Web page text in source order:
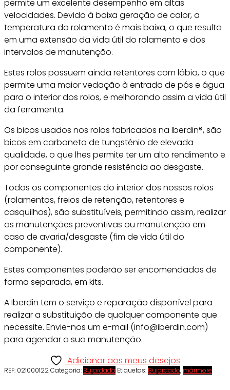
permite um excelente desempenho em altas
velocidades. Devido à baixa geração de calor, a
temperatura do rolamento é mais baixa, o que resulta
em uma extensão da vida útil do rolamento e dos
intervalos de manutenção.
Estes rolos possuem ainda retentores com lábio, o que
permite uma maior vedação à entrada de pós e água
para o interior dos rolos, e melhorando assim a vida útil
da ferramenta.
Os bicos usados nos rolos fabricados na Iberdin®, são
bicos em carboneto de tungsténio de elevada
qualidade, o que lhes permite ter um alto rendimento e
por conseguinte grande resistência ao desgaste.
Todos os componentes do interior dos nossos rolos
(rolamentos, freios de retenção, retentores e
casquilhos), são substituíveis, permitindo assim, realizar
as manutenções preventivas ou manutenção em
caso de avaria/desgaste (fim de vida útil do
componente).
Estes componentes poderão ser encomendados de
forma separada, em kits.
A Iberdin tem o serviço e reparação disponível para
realizar a substituição de qualquer componente que
necessite. Envie-nos um e-mail (info@iberdin.com)
para agendar a sua manutenção.
Adicionar aos meus desejos
REF: 021000122Categoria: Bujardado Etiquetas: Bujardado, mármore